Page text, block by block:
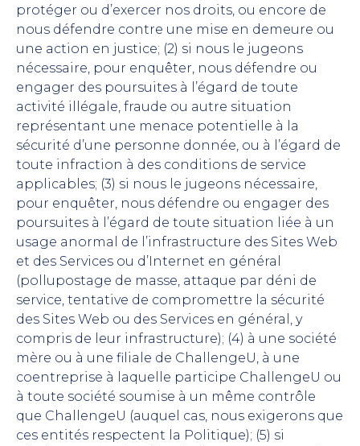
protéger ou d’exercer nos droits, ou encore de
nous défendre contre une mise en demeure ou
une action en justice; (2) si nous le jugeons
nécessaire, pour enquêter, nous défendre ou
engager des poursuites à l’égard de toute
activité illégale, fraude ou autre situation
représentant une menace potentielle à la
sécurité d’une personne donnée, ou à l’égard de
toute infraction à des conditions de service
applicables; (3) si nous le jugeons nécessaire,
pour enquêter, nous défendre ou engager des
poursuites à l’égard de toute situation liée à un
usage anormal de l’infrastructure des Sites Web
et des Services ou d’Internet en général
(pollupostage de masse, attaque par déni de
service, tentative de compromettre la sécurité
des Sites Web ou des Services en général, y
compris de leur infrastructure); (4) à une société
mère ou à une filiale de ChallengeU, à une
coentreprise à laquelle participe ChallengeU ou
à toute société soumise à un même contrôle
que ChallengeU (auquel cas, nous exigerons que
ces entités respectent la Politique); (5) si